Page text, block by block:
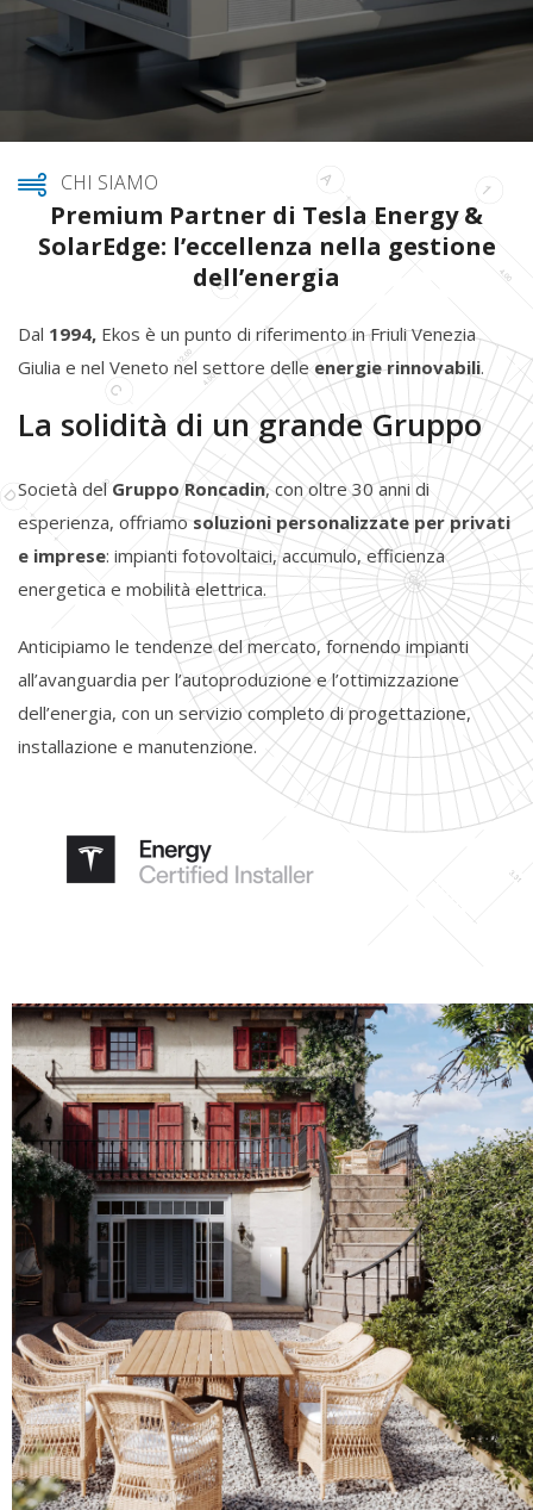
CHI SIAMO
Premium Partner di Tesla Energy &
SolarEdge: l’eccellenza nella gestione
dell’energia
Dal 1994, Ekos è un punto di riferimento in Friuli Venezia
Giulia e nel Veneto nel settore delle energie rinnovabili.
La solidità di un grande Gruppo
Società delGruppo Roncadin, con oltre 30 anni di
esperienza, offriamosoluzioni personalizzate per privati
e imprese: impianti fotovoltaici, accumulo, efficienza
energetica e mobilità elettrica.
Anticipiamo le tendenze del mercato, fornendo impianti
all’avanguardia per l’autoproduzione e l’ottimizzazione
dell’energia, con un servizio completo di progettazione,
installazione e manutenzione.